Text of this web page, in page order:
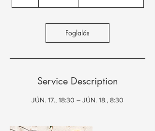
Foglalás
Service Description
JÚN. 17., 18:30 – JÚN. 18., 8:30